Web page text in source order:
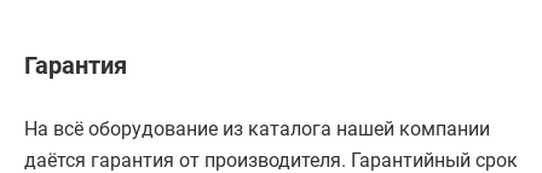
Гарантия
На всё оборудование из каталога нашей компании
даётся гарантия от производителя. Гарантийный срок